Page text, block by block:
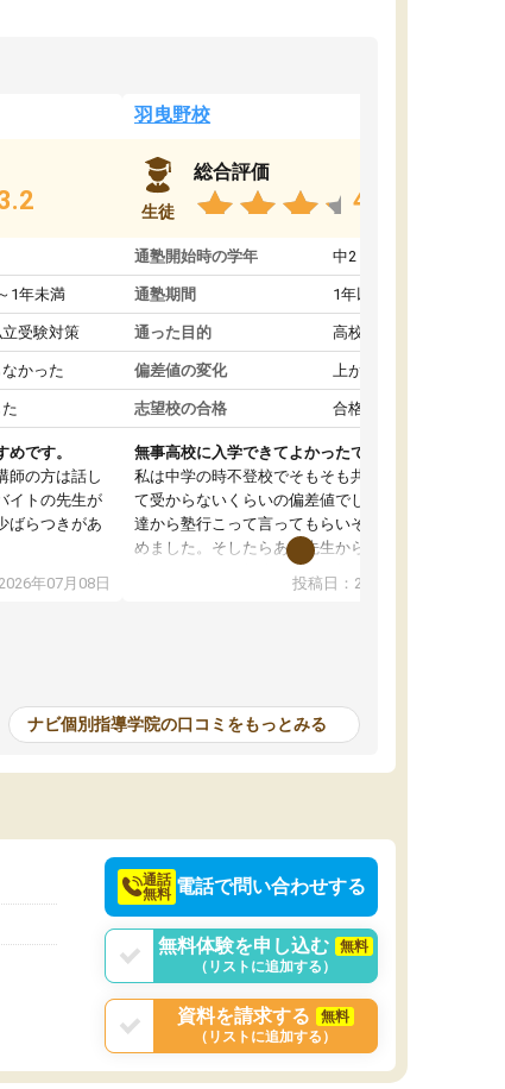
1年未満
受験対策
かった
です。
師の方は話し
イトの先生が
ばらつきがあ
明してくれる
の利用者が多
年07月08日
羽曳野校
生徒
総合評価
4.6
通塾開始時の学年 中2
通塾期間 1年以上
通った目的 高校受験対策
偏差値の変化 上がった
志望校の合格 合格した
無事高校に入学できてよかったです。
私は中学の時不登校でそもそも共学の高校なん
て受からないくらいの偏差値でした。ある日友
達から塾行こって言ってもらいそこから通い始
めました。そしたらある先生から学ぶ楽しさを
教えていただき勉強などして無かったのに自主
室で勉強するくらいハマりました。私の担当の
投稿日：2026年07月01日
ナビ個別指導学院の口コミをもっとみる
通話
無料 電話で問い合わせする
無料体験を申し込む
無料
（リストに追加する）
資料を請求する
無料
（リストに追加する）